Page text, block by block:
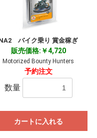
バイク乗り 賞金稼ぎ
販売価格:￥4,720
Motorized Bounty Hunters
予約注文
数量
カートに入れる